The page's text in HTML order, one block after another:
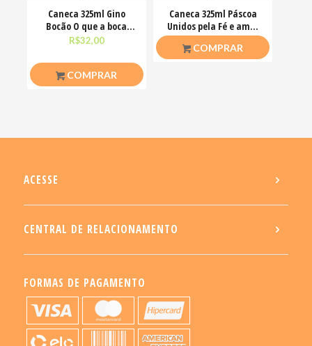
Caneca 325ml Gino
Bocão O que a boca
não fala, os olhos
R$32,00
COMPRAR
Caneca 325ml Páscoa
Unidos pela Fé e amor
que ele nos ensinou
COMPRAR
ACESSE
CENTRAL DE RELACIONAMENTO
FORMAS DE PAGAMENTO